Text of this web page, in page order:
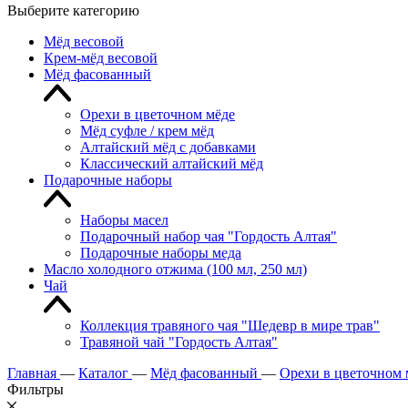
Выберите категорию
Мёд весовой
Крем-мёд весовой
Мёд фасованный
Орехи в цветочном мёде
Мёд суфле / крем мёд
Алтайский мёд с добавками
Классический алтайский мёд
Подарочные наборы
Наборы масел
Подарочный набор чая "Гордость Алтая"
Подарочные наборы меда
Масло холодного отжима (100 мл, 250 мл)
Чай
Коллекция травяного чая "Шедевр в мире трав"
Травяной чай "Гордость Алтая"
Главная — Каталог — Мёд фасованный — Орехи в цветочном
Фильтры